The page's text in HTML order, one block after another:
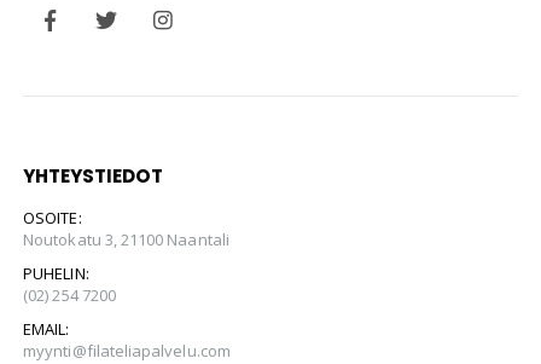
YHTEYSTIEDOT
OSOITE:
Noutokatu 3, 21100 Naantali
PUHELIN:
(02) 254 7200
EMAIL:
myynti@filateliapalvelu.com